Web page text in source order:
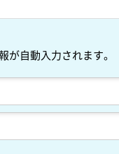
自動入力されます。